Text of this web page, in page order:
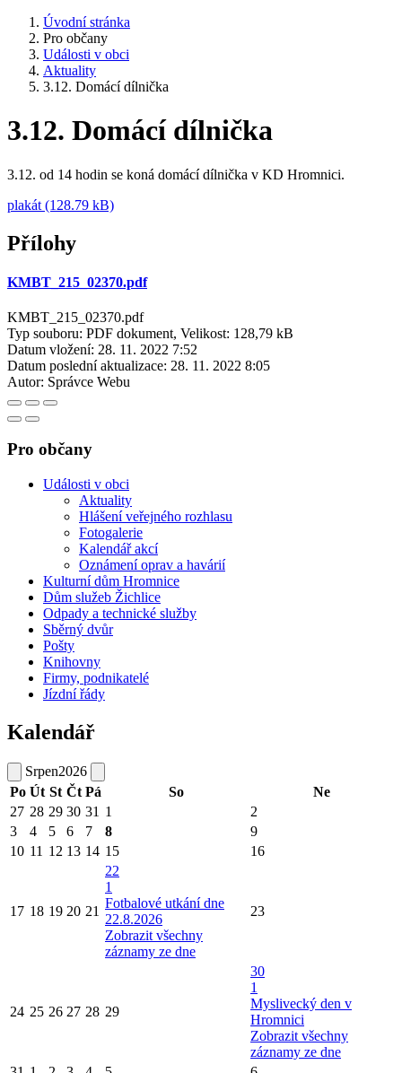
Úvodní stránka
Pro občany
Události v obci
Aktuality
3.12. Domácí dílnička
3.12. Domácí dílnička
3.12. od 14 hodin se koná domácí dílnička v KD Hromnici.
plakát (128.79 kB)
Přílohy
KMBT_215_02370.pdf
KMBT_215_02370.pdf
Typ souboru: PDF dokument, Velikost: 128,79 kB
Datum vložení: 28. 11. 2022 7:52
Datum poslední aktualizace: 28. 11. 2022 8:05
Autor: Správce Webu
Pro občany
Události v obci
Aktuality
Hlášení veřejného rozhlasu
Fotogalerie
Kalendář akcí
Oznámení oprav a havárií
Kulturní dům Hromnice
Dům služeb Žichlice
Odpady a technické služby
Sběrný dvůr
Pošty
Knihovny
Firmy, podnikatelé
Jízdní řády
Kalendář
Srpen2026
Po Út St Čt Pá So
Ne
27 28 29 30 31 1
2
3
4 5 6 7 8
9
10 11 12 13 14 15 16
17 18 19 20 21
22
1
Fotbalové utkání dne
22.8.2026
Zobrazit všechny
záznamy ze dne
23
24 25 26 27 28 29
30
1
Myslivecký den v
Hromnici
Zobrazit všechny
záznamy ze dne